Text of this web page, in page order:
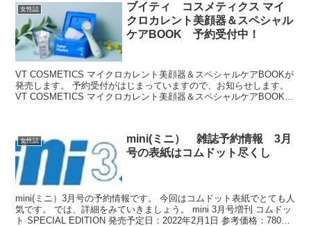
女性誌
ブイティ コスメティクス マイ
クロカレント美顔器＆スペシャル
ケアBOOK 予約受付中！
VT COSMETICS マイクロカレント美顔器＆スペシャルケアBOOKが
発売します。 予約受付がはじまっていますので、お知らせします。
VT COSMETICS マイクロカレント美顔器＆スペシャルケアBOOK
女性誌
mini(ミニ） 雑誌予約情報 3月
号の表紙はコムドット尽くし
mini(ミニ）3月号の予約情報です。 今回はコムドット表紙でとても人
気です。 では、詳細をみていきましょう。 mini 3月号増刊 コムドッ
ト SPECIAL EDITION 発売予定日：2022年2月1日 参考価格：780円